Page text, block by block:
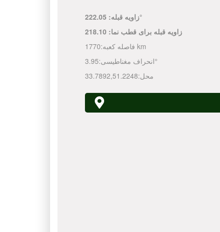
زاویه قبله:222.05°
زاویه قبله برای قطب نما: 218.10
فاصله کعبه: 1770 km
انحراف مغناطیسی:3.95°
محل:
33.7892,51.2248